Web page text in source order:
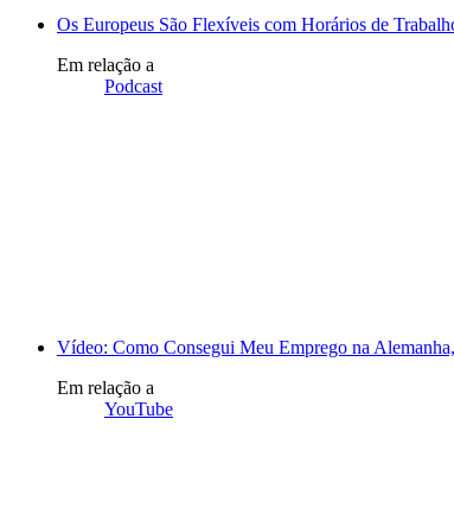
Os Europeus São Flexíveis com Horários de
Em relação a
Podcast
Vídeo: Como Consegui Meu Emprego na
Em relação a
YouTube